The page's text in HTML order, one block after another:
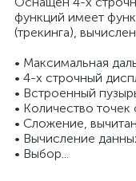
функций имеет
(трекинга),
• Максимальная
• 4-х строчный
• Встроенный
• Количество точек
• Сложение,
• Вычисление
• Выбор...